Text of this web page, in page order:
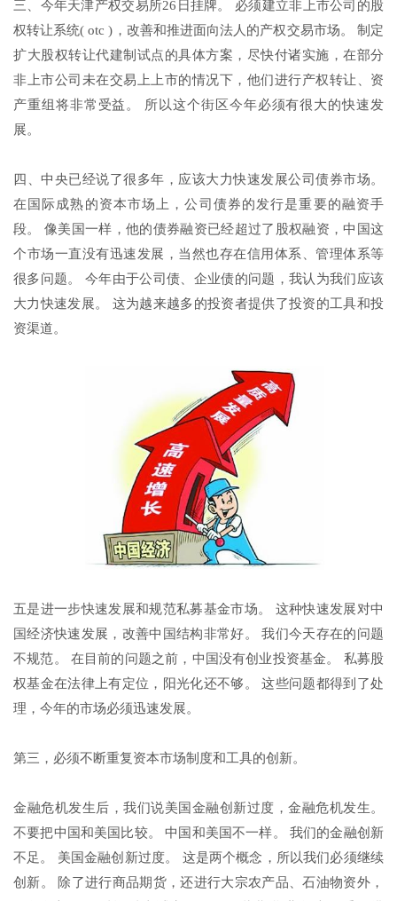
三、今年天津产权交易所26日挂牌。 必须建立非上市公司的股
权转让系统( otc )，改善和推进面向法人的产权交易市场。 制定
扩大股权转让代建制试点的具体方案，尽快付诸实施，在部分
非上市公司未在交易上上市的情况下，他们进行产权转让、资
产重组将非常受益。 所以这个街区今年必须有很大的快速发
展。
四、中央已经说了很多年，应该大力快速发展公司债券市场。
在国际成熟的资本市场上，公司债券的发行是重要的融资手
段。 像美国一样，他的债券融资已经超过了股权融资，中国这
个市场一直没有迅速发展，当然也存在信用体系、管理体系等
很多问题。 今年由于公司债、企业债的问题，我认为我们应该
大力快速发展。 这为越来越多的投资者提供了投资的工具和投
资渠道。
五是进一步快速发展和规范私募基金市场。 这种快速发展对中
国经济快速发展，改善中国结构非常好。 我们今天存在的问题
不规范。 在目前的问题之前，中国没有创业投资基金。 私募股
权基金在法律上有定位，阳光化还不够。 这些问题都得到了处
理，今年的市场必须迅速发展。
第三，必须不断重复资本市场制度和工具的创新。
金融危机发生后，我们说美国金融创新过度，金融危机发生。
不要把中国和美国比较。 中国和美国不一样。 我们的金融创新
不足。 美国金融创新过度。 这是两个概念，所以我们必须继续
创新。 除了进行商品期货，还进行大宗农产品、石油物资外，